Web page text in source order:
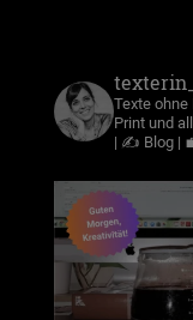
Texte ohne
Print und
| ✍️ Blog |